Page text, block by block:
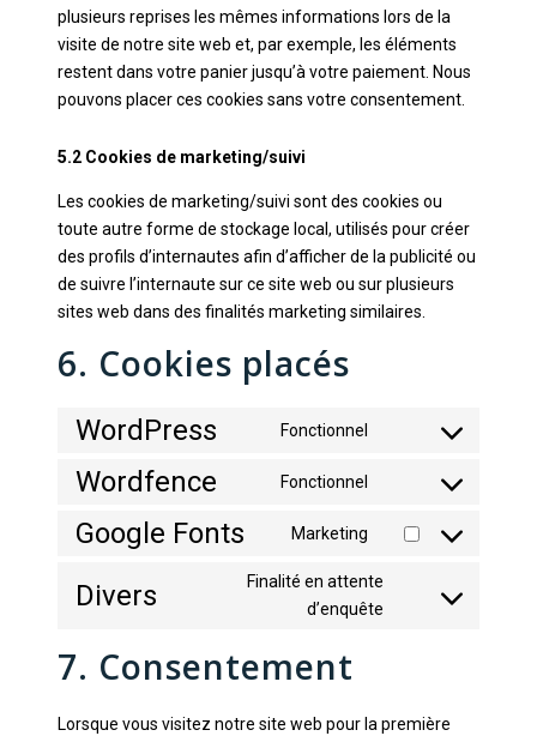
plusieurs reprises les mêmes informations lors de la
visite de notre site web et, par exemple, les éléments
restent dans votre panier jusqu’à votre paiement. Nous
pouvons placer ces cookies sans votre consentement.
5.2 Cookies de marketing/suivi
Les cookies de marketing/suivi sont des cookies ou
toute autre forme de stockage local, utilisés pour créer
des profils d’internautes afin d’afficher de la publicité ou
de suivre l’internaute sur ce site web ou sur plusieurs
sites web dans des finalités marketing similaires.
6. Cookies placés
WordPress Fonctionnel
Wordfence Fonctionnel
service
Google Fonts Marketing
Consent
Divers
Finalité en attente
d’enquête
Consent
7. Consentement
Lorsque vous visitez notre site web pour la première